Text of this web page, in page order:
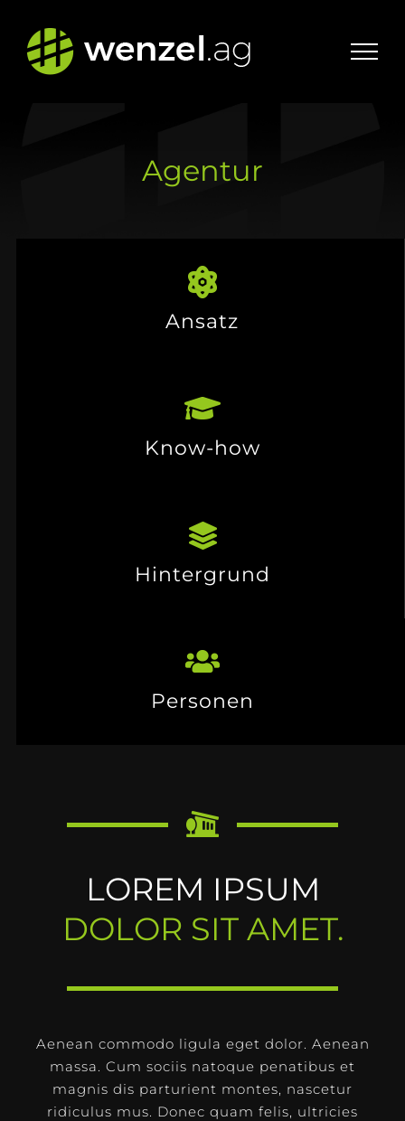
Inhalt
springen
Agentur
Ansatz
Know-how
Hintergrund
Personen
LOREM IPSUM
DOLOR SIT AMET.
Aenean commodo ligula eget dolor. Aenean
massa. Cum sociis natoque penatibus et
magnis dis parturient montes, nascetur
ridiculus mus. Donec quam felis, ultricies